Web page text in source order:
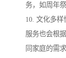
务，如周年
10. 文化多
服务也会根
同家庭的需求